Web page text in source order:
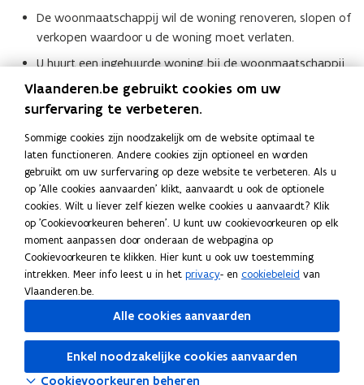
De woonmaatschappij wil de woning renoveren, slopen of
verkopen waardoor u de woning moet verlaten.
U huurt een ingehuurde woning bij de woonmaatschappij
en het hoofdhuurcontract hiervan is beëindigd.
De woonmaatschappij zal u in zo een situatie informeren en u
een nieuwe woning voorstellen.
Deel deze pagina
L
i
n
k
d
n
K
o
p
i
e
l
i
Contact
Ga voor meer informatie langs bijeen woonmaatschappij
in uw buurt.
Vlaanderen.be gebruikt cookies om uw
surfervaring te verbeteren.
Sommige cookies zijn noodzakelijk om de website optimaal te
laten functioneren. Andere cookies zijn optioneel en worden
gebruikt om uw surfervaring op deze website te verbeteren. Als u
op 'Alle cookies aanvaarden' klikt, aanvaardt u ook de optionele
cookies. Wilt u liever zelf kiezen welke cookies u aanvaardt? Klik
op 'Cookievoorkeuren beheren'. U kunt uw cookievoorkeuren op elk
moment aanpassen door onderaan de webpagina op
Cookievoorkeuren te klikken. Hier kunt u ook uw toestemming
intrekken. Meer info leest u in het privacy- en cookiebeleid van
Vlaanderen.be.
Alle cookies aanvaarden
Enkel noodzakelijke cookies aanvaarden
Cookievoorkeuren beheren